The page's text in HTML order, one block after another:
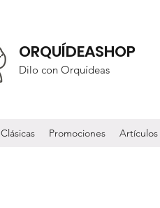
ORQUÍDEASHOP
Dilo con Orquídeas
Clásicas Promociones